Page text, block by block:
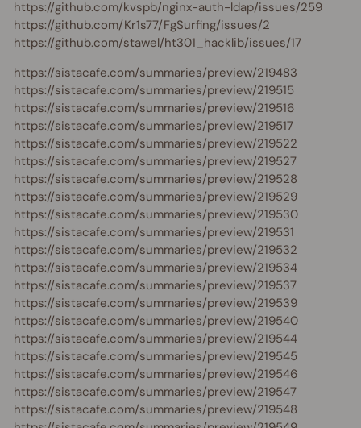
https://github.com/kvspb/nginx-auth-ldap/issues/259
https://github.com/Kr1s77/FgSurfing/issues/2
https://github.com/stawel/ht301_hacklib/issues/17
https://sistacafe.com/summaries/preview/219483
https://sistacafe.com/summaries/preview/219515
https://sistacafe.com/summaries/preview/219516
https://sistacafe.com/summaries/preview/219517
https://sistacafe.com/summaries/preview/219522
https://sistacafe.com/summaries/preview/219527
https://sistacafe.com/summaries/preview/219528
https://sistacafe.com/summaries/preview/219529
https://sistacafe.com/summaries/preview/219530
https://sistacafe.com/summaries/preview/219531
https://sistacafe.com/summaries/preview/219532
https://sistacafe.com/summaries/preview/219534
https://sistacafe.com/summaries/preview/219537
https://sistacafe.com/summaries/preview/219539
https://sistacafe.com/summaries/preview/219540
https://sistacafe.com/summaries/preview/219544
https://sistacafe.com/summaries/preview/219545
https://sistacafe.com/summaries/preview/219546
https://sistacafe.com/summaries/preview/219547
https://sistacafe.com/summaries/preview/219548